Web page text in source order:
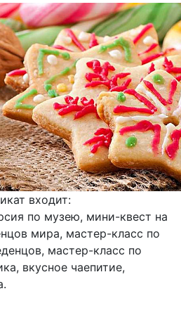
входит:
по музею, мини-квест на
мира, мастер-класс по
мастер-класс по
вкусное чаепитие,